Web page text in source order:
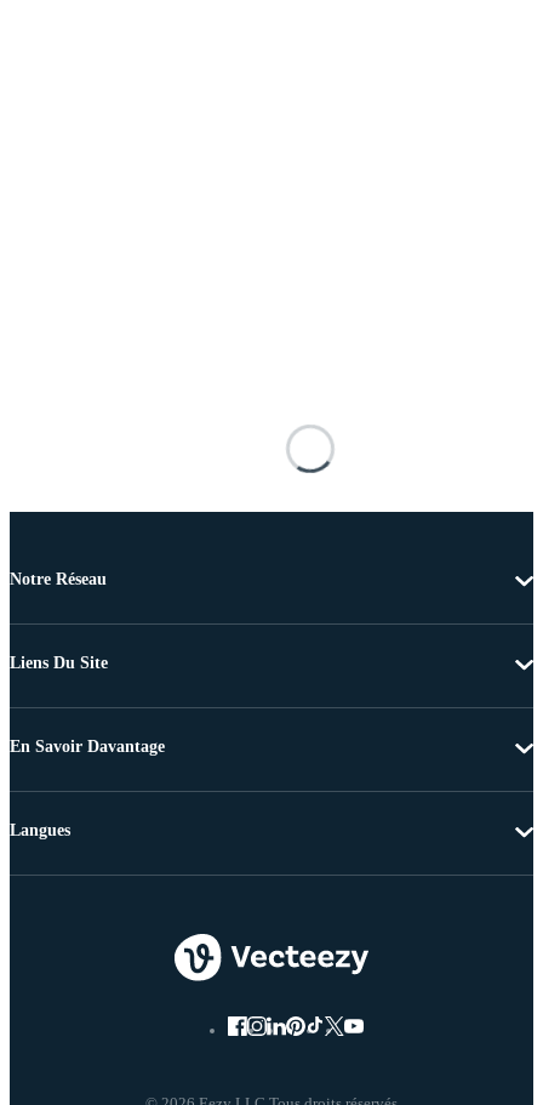
Notre Réseau
Liens Du Site
En Savoir Davantage
Langues